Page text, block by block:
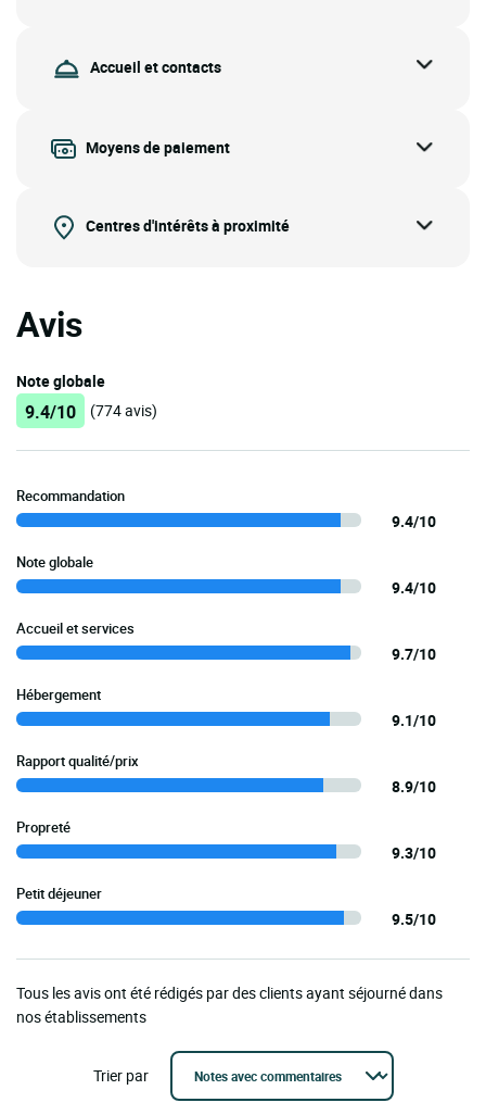
Accueil et contacts
Moyens de paiement
Centres d'intérêts à proximité
Avis
Note globale
9.4/10 (774 avis)
Recommandation
9.4/10
Note globale
9.4/10
Accueil et services
9.7/10
Hébergement
9.1/10
Rapport qualité/prix
8.9/10
Propreté
9.3/10
Petit déjeuner
9.5/10
Tous les avis ont été rédigés par des clients ayant séjourné dans
nos établissements
Trier par